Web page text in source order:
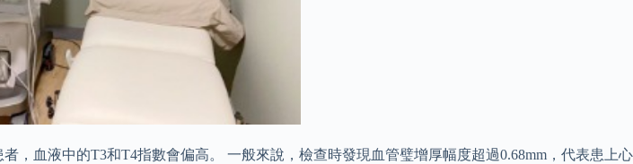
血液中的T3和T4指數會偏高。 一般來說，檢查時發現血管璧增厚幅度超過0.68mm，代表患上心